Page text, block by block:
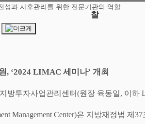
찰
성과 사후관리를 위한 전문기관의 역할
, ‘2024 LIMAC 세미나’ 개최
방투자사업관리센터(원장 육동일, 이하
Management Center)은 지방재정법 제 37